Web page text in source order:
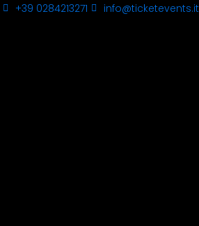
+39 0284213271 info@ticketevents.it